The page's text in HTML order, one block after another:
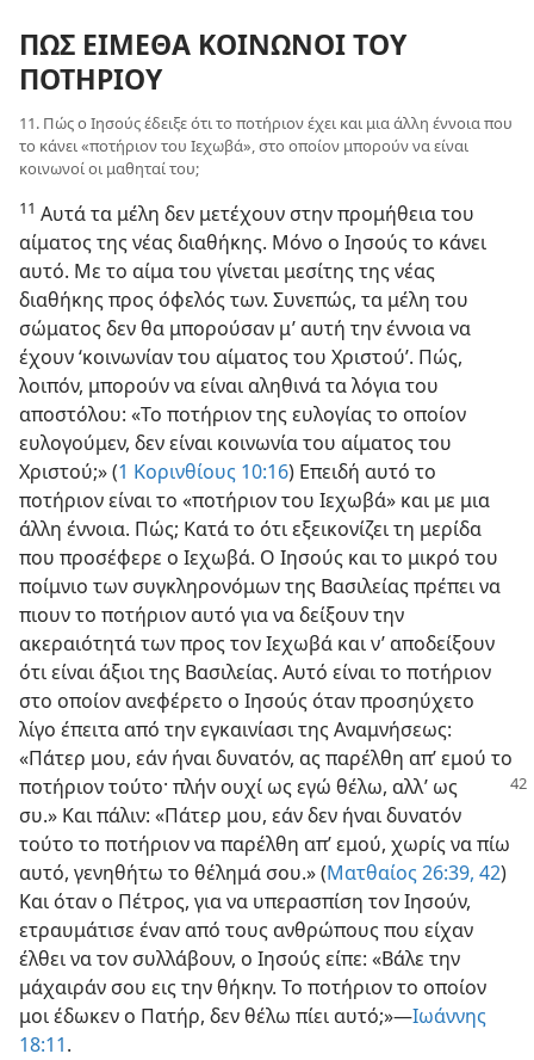
ΠΩΣ ΕΙΜΕΘΑ ΚΟΙΝΩΝΟΙ ΤΟΥ
ΠΟΤΗΡΙΟΥ
11. Πώς ο Ιησούς έδειξε ότι το ποτήριον έχει και μια άλλη έννοια που
το κάνει «ποτήριον του Ιεχωβά», στο οποίον μπορούν να είναι
κοινωνοί οι μαθηταί του;
11 Αυτά τα μέλη δεν μετέχουν στην προμήθεια του
αίματος της νέας διαθήκης. Μόνο ο Ιησούς το κάνει
αυτό. Με το αίμα του γίνεται μεσίτης της νέας
διαθήκης προς όφελός των. Συνεπώς, τα μέλη του
σώματος δεν θα μπορούσαν μ’ αυτή την έννοια να
έχουν ‘κοινωνίαν του αίματος του Χριστού’. Πώς,
λοιπόν, μπορούν να είναι αληθινά τα λόγια του
αποστόλου: «Το ποτήριον της ευλογίας το οποίον
ευλογούμεν, δεν είναι κοινωνία του αίματος του
Χριστού;» (1 Κορινθίους 10:16) Επειδή αυτό το
ποτήριον είναι το «ποτήριον του Ιεχωβά» και με μια
άλλη έννοια. Πώς; Κατά το ότι εξεικονίζει τη μερίδα
που προσέφερε ο Ιεχωβά. Ο Ιησούς και το μικρό του
ποίμνιο των συγκληρονόμων της Βασιλείας πρέπει να
πιουν το ποτήριον αυτό για να δείξουν την
ακεραιότητά των προς τον Ιεχωβά και ν’ αποδείξουν
ότι είναι άξιοι της Βασιλείας. Αυτό είναι το ποτήριον
στο οποίον ανεφέρετο ο Ιησούς όταν προσηύχετο
λίγο έπειτα από την εγκαινίασι της Αναμνήσεως:
«Πάτερ μου, εάν ήναι δυνατόν, ας παρέλθη απ’ εμού το
ποτήριον τούτο· πλήν ουχί ως εγώ θέλω, αλλ’ ως
συ.» Και πάλιν: «Πάτερ μου, εάν δεν ήναι δυνατόν
τούτο το ποτήριον να παρέλθη απ’ εμού, χωρίς να πίω
αυτό, γενηθήτω το θέλημά σου.» (Ματθαίος 26:39, 42)
Και όταν ο Πέτρος, για να υπερασπίση τον Ιησούν,
ετραυμάτισε έναν από τους ανθρώπους που είχαν
έλθει να τον συλλάβουν, ο Ιησούς είπε: «Βάλε την
μάχαιράν σου εις την θήκην. Το ποτήριον το οποίον
μοι έδωκεν ο Πατήρ, δεν θέλω πίει αυτό;»—Ιωάννης
18:11.